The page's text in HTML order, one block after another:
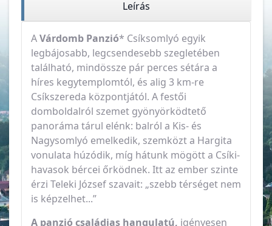
Leírás
AVárdomb Panzió* Csíksomlyó egyik
legbájosabb, legcsendesebb szegletében
található, mindössze pár perces sétára a
híres kegytemplomtól, és alig 3 km-re
Csíkszereda központjától. A festői
domboldalról szemet gyönyörködtető
panoráma tárul elénk: balról a Kis- és
Nagysomlyó emelkedik, szemközt a Hargita
vonulata húzódik, míg hátunk mögött a Csíki-
havasok bércei őrködnek. Itt az ember szinte
érzi Teleki József szavait: „szebb térséget nem
is képzelhet...”
A panzió családias hangulatú, igényesen